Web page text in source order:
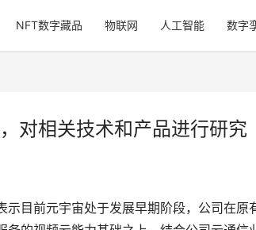
NFT数字藏品 物联网 人工智能 数字
对相关技术和产品进行研究
目前元宇宙处于发展早期阶段，公司在原